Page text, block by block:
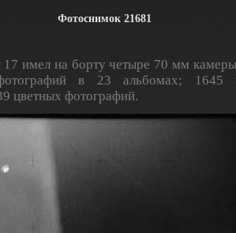
Фотоснимок 21681
имел на борту четыре 70 мм
в 23 альбомах; 1645
цветных фотографий.